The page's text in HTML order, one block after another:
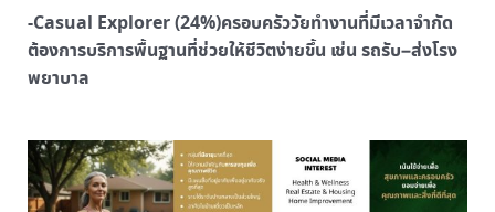
-Casual Explorer (24%)ครอบครัววัยทำงานที่มีเวลาจำกัด
ต้องการบริการพื้นฐานที่ช่วยให้ชีวิตง่ายขึ้น เช่น รถรับ–ส่งโรง
พยาบาล